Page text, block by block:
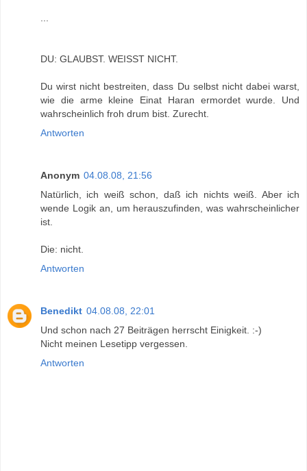
DU: GLAUBST. WEISST NICHT.
Du wirst nicht bestreiten, dass Du selbst nicht dabei warst,
wie die arme kleine Einat Haran ermordet wurde. Und
wahrscheinlich froh drum bist. Zurecht.
Antworten
Anonym 04.08.08, 21:56
Natürlich, ich weiß schon, daß ich nichts weiß. Aber ich
wende Logik an, um herauszufinden, was wahrscheinlicher
ist.
Die: nicht.
Antworten
Benedikt 04.08.08, 22:01
Und schon nach 27 Beiträgen herrscht Einigkeit. :-)
Nicht meinen Lesetipp vergessen.
Antworten